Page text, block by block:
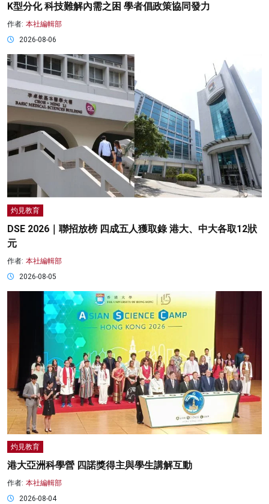
K型分化 科技難解內需之困 學者倡政策協同發力
作者: 本社編輯部
2026-08-06
灼見教育
DSE 2026｜聯招放榜 四成五人獲取錄 港大、中大各取12狀
元
作者: 本社編輯部
2026-08-05
灼見教育
港大亞洲科學營 四諾獎得主與學生講解互動
作者: 本社編輯部
2026-08-04